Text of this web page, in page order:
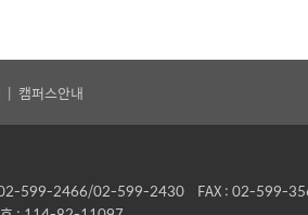
| 캠퍼스안내
: 02-599-2466/02-599-2430 FAX : 02-599-